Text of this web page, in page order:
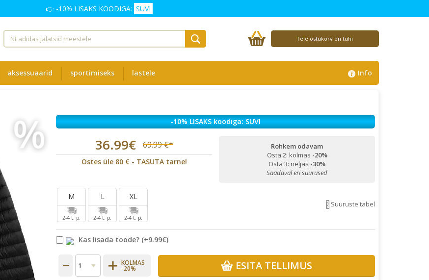
👉 -10% LISAKS KOODIGA: SUVI
Teie ostukorv on tühi
aksessuaarid sportimiseks lastele Info
% -10% LISAKS koodiga: SUVI
36.99€ 69.99 €*
Ostes üle 80 € - TASUTA tarne!
Rohkem odavam
Osta 2: kolmas -20%
Osta 3: neljas -30%
Saadaval eri suurused
Suuruste tabel
M
2-4 t. p.
L
2-4 t. p.
XL
2-4 t. p.
Kas lisada toode? (+9.99€)
KOLMAS
-20% ESITA TELLIMUS